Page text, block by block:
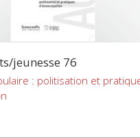
jeunesse 76
: politisation et